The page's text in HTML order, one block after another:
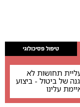
טיפול פסיכולוגי
תחושות לא
של ביטול - ביצוע
עלינו